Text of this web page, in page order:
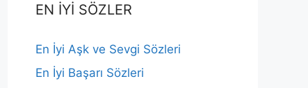
EN İYİ SÖZLER
En İyi Aşk ve Sevgi Sözleri
En İyi Başarı Sözleri